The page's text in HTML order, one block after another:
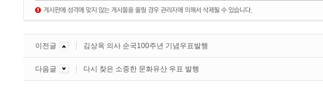
이전글 김상옥 의사 순국100주년 기념우표발행
다음글 다시 찾은 소중한 문화유산 우표 발행